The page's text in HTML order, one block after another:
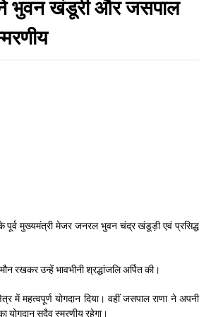
September 7, 2023
खंडूरी और जसपाल
पूर्व मुख्यमंत्री मेजर जनरल भुवन चंद्र खंडूड़ी एवं प्रसिद्ध
रखकर उन्हें भावभीनी श्रद्धांजलि अर्पित की।
योगदान दिया। वहीं जसपाल राणा ने अपनी
योगदान सदैव स्मरणीय रहेगा।